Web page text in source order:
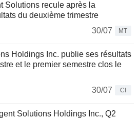
Solutions recule après la
du deuxième trimestre
30/07
MT
Holdings Inc. publie ses résultats
et le premier semestre clos le
30/07
CI
Solutions Holdings Inc., Q2